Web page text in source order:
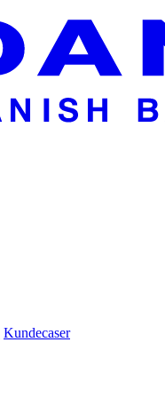
Kundecaser